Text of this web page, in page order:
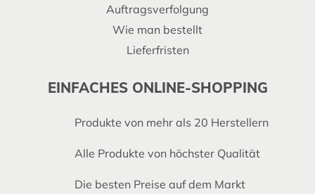
Auftragsverfolgung
Wie man bestellt
Lieferfristen
EINFACHES ONLINE-SHOPPING
Produkte von mehr als 20 Herstellern
Alle Produkte von höchster Qualität
Die besten Preise auf dem Markt